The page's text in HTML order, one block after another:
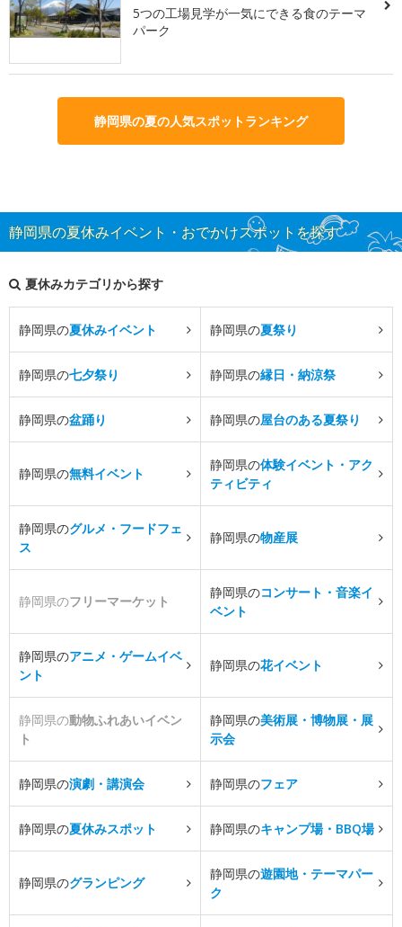
5つの工場見学が一気にできる食のテーマ
パーク
静岡県の夏の人気スポットランキング
静岡県の夏休みイベント・おでかけスポットを探す
夏休みカテゴリから探す
静岡県の夏休みイベント 静岡県の夏祭り
静岡県の七夕祭り 静岡県の縁日・納涼祭
静岡県の盆踊り 静岡県の屋台のある夏祭り
静岡県の無料イベント
静岡県の体験イベント・アク
ティビティ
静岡県のグルメ・フードフェ
ス
静岡県の物産展
静岡県のフリーマーケット
静岡県のコンサート・音楽イ
ベント
静岡県のアニメ・ゲームイベ
ント
静岡県の花イベント
静岡県の動物ふれあいイベン
ト
静岡県の美術展・博物展・展
示会
静岡県の演劇・講演会 静岡県のフェア
静岡県の夏休みスポット 静岡県のキャンプ場・BBQ場
静岡県のグランピング
静岡県の遊園地・テーマパー
ク